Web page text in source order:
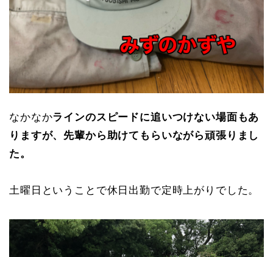
なかなかラインのスピードに追いつけない場面もあ
りますが、先輩から助けてもらいながら頑張りまし
た。
土曜日ということで休日出勤で定時上がりでした。